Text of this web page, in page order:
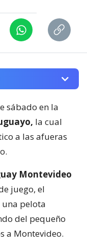
sábado en la
la cual
a las afueras
Montevideo
juego, el
pelota
del pequeño
a Montevideo.